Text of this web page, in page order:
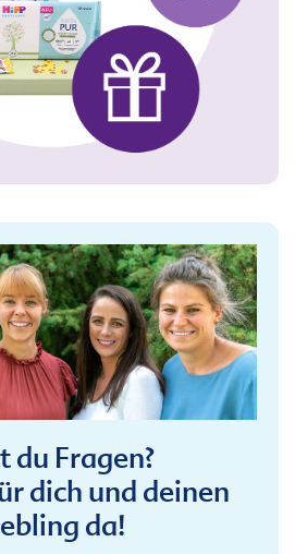
du Fragen?
dich und deinen
da!